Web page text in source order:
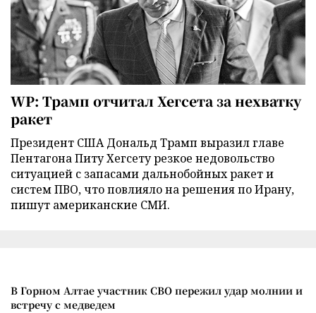
WP: Трамп отчитал Хегсета за нехватку
ракет
Президент США Дональд Трамп выразил главе
Пентагона Питу Хегсету резкое недовольство
ситуацией с запасами дальнобойных ракет и
систем ПВО, что повлияло на решения по Ирану,
пишут американские СМИ.
В Горном Алтае участник СВО пережил удар молнии и
встречу с медведем